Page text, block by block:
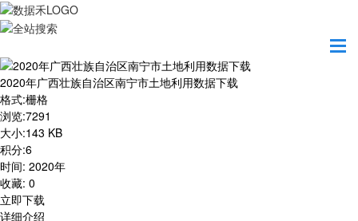
2020年广西壮族自治区南宁市土地利用数据下载
2020年广西壮族自治区南宁市土地利用数据下载
格式:栅格
浏览:7291
大小:143 KB
积分:6
时间: 2020年
收藏: 0
立即下载
详细介绍